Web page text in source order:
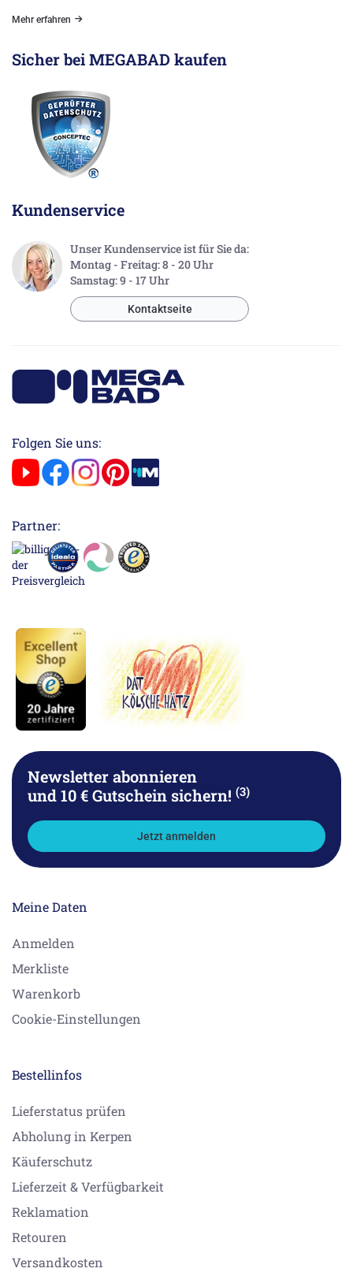
Mehr erfahren
Sicher bei MEGABAD kaufen
Kundenservice
Unser Kundenservice ist für Sie da:
Montag - Freitag: 8 - 20 Uhr
Samstag: 9 - 17 Uhr
Kontaktseite
Folgen Sie uns:
Partner:
Newsletter abonnieren
und 10 € Gutschein sichern! (3)
Jetzt anmelden
Meine Daten
Anmelden
Merkliste
Warenkorb
Cookie-Einstellungen
Bestellinfos
Lieferstatus prüfen
Abholung in Kerpen
Käuferschutz
Lieferzeit & Verfügbarkeit
Reklamation
Retouren
Versandkosten